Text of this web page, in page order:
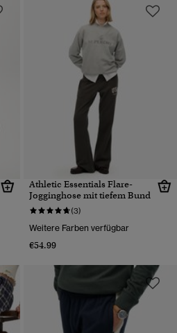
Athletic Essentials Flare-
Jogginghose mit tiefem Bund
(3)
Weitere Farben verfügbar
€54.99